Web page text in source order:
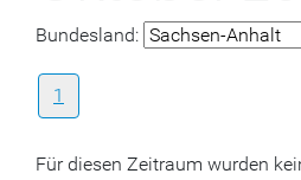
Bundesland:
1
Für diesen Zeitraum wurden